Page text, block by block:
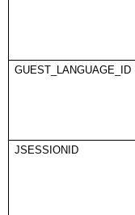
GUEST_LANGUAGE_ID
JSESSIONID